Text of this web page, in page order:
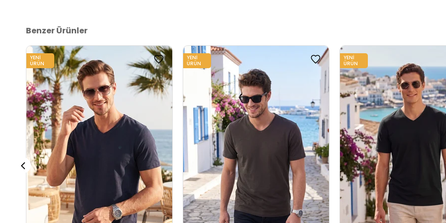
Benzer Ürünler
YENI
ÜRÜN
YENI
ÜRÜN
YENI
ÜRÜN